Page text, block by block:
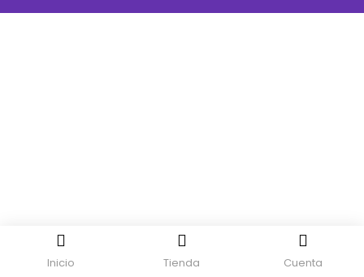
Inicio Tienda Cuenta